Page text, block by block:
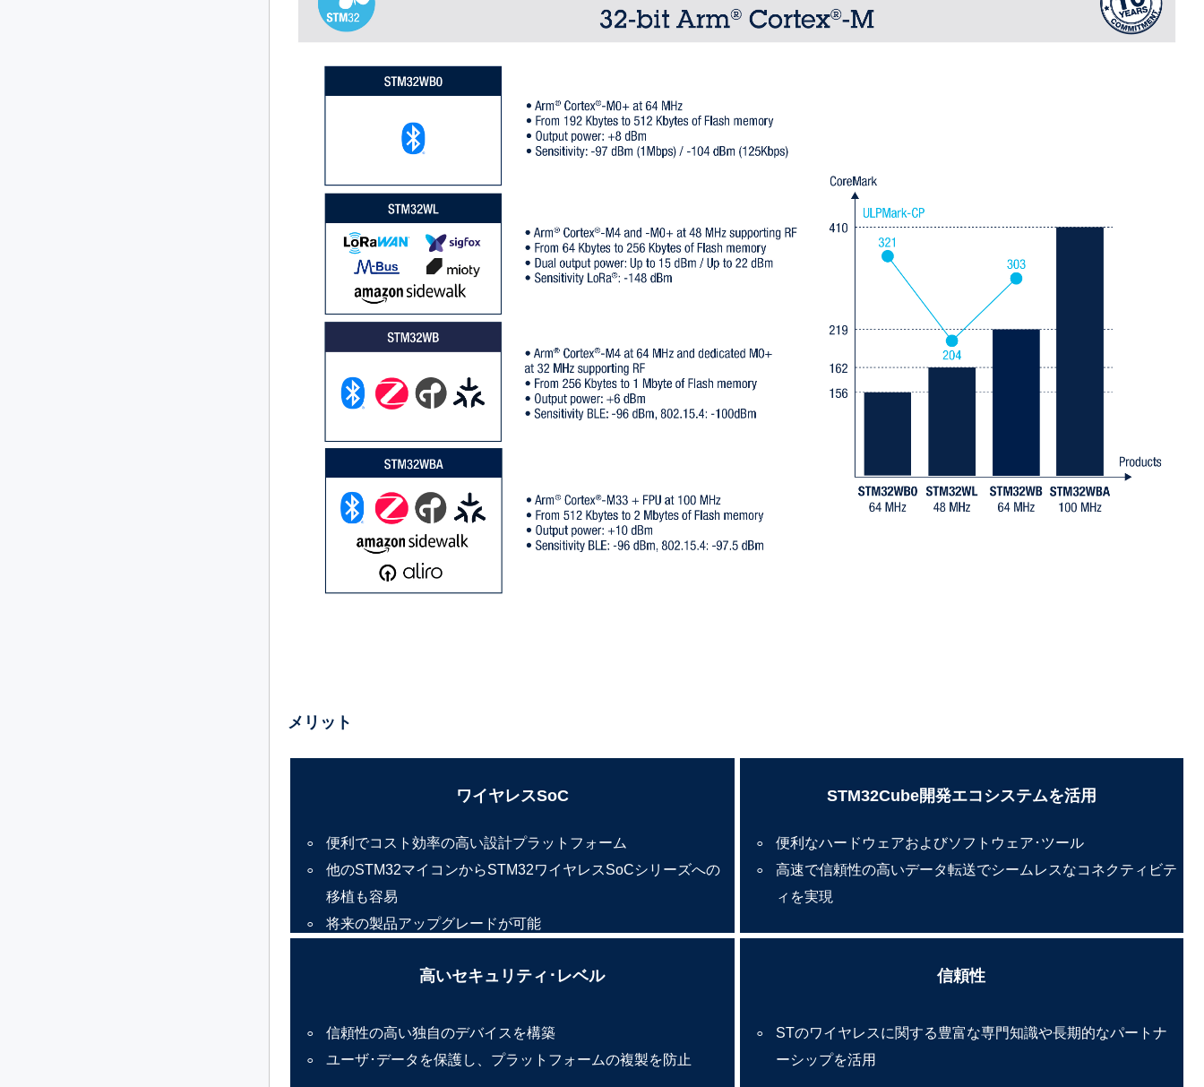
メリット
ワイヤレスSoC
便利でコスト効率の高い設計プラットフォーム
他のSTM32マイコンからSTM32ワイヤレスSoCシリーズへの
移植も容易
将来の製品アップグレードが可能
STM32Cube開発エコシステムを活用
便利なハードウェアおよびソフトウェア･ツール
高速で信頼性の高いデータ転送でシームレスなコネクティビテ
ィを実現
高いセキュリティ･レベル
信頼性の高い独自のデバイスを構築
ユーザ･データを保護し、プラットフォームの複製を防止
信頼性
STのワイヤレスに関する豊富な専門知識や長期的なパートナ
ーシップを活用